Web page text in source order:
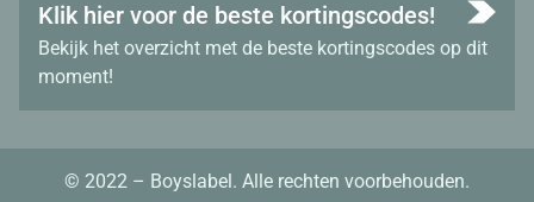
Klik hier voor de beste kortingscodes!
Bekijk het overzicht met de beste kortingscodes op dit
moment!
© 2022 – Boyslabel. Alle rechten voorbehouden.